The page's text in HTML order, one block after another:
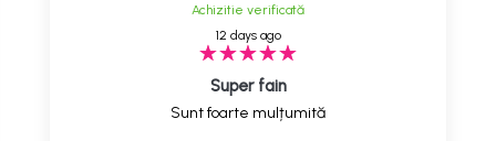
Achizitie verificată
12 days ago
Super fain
Sunt foarte mulțumită